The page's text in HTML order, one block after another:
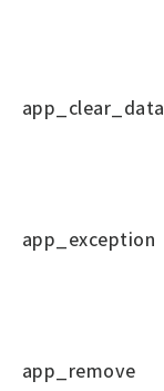
app_clear_data
app_exception
app_remove